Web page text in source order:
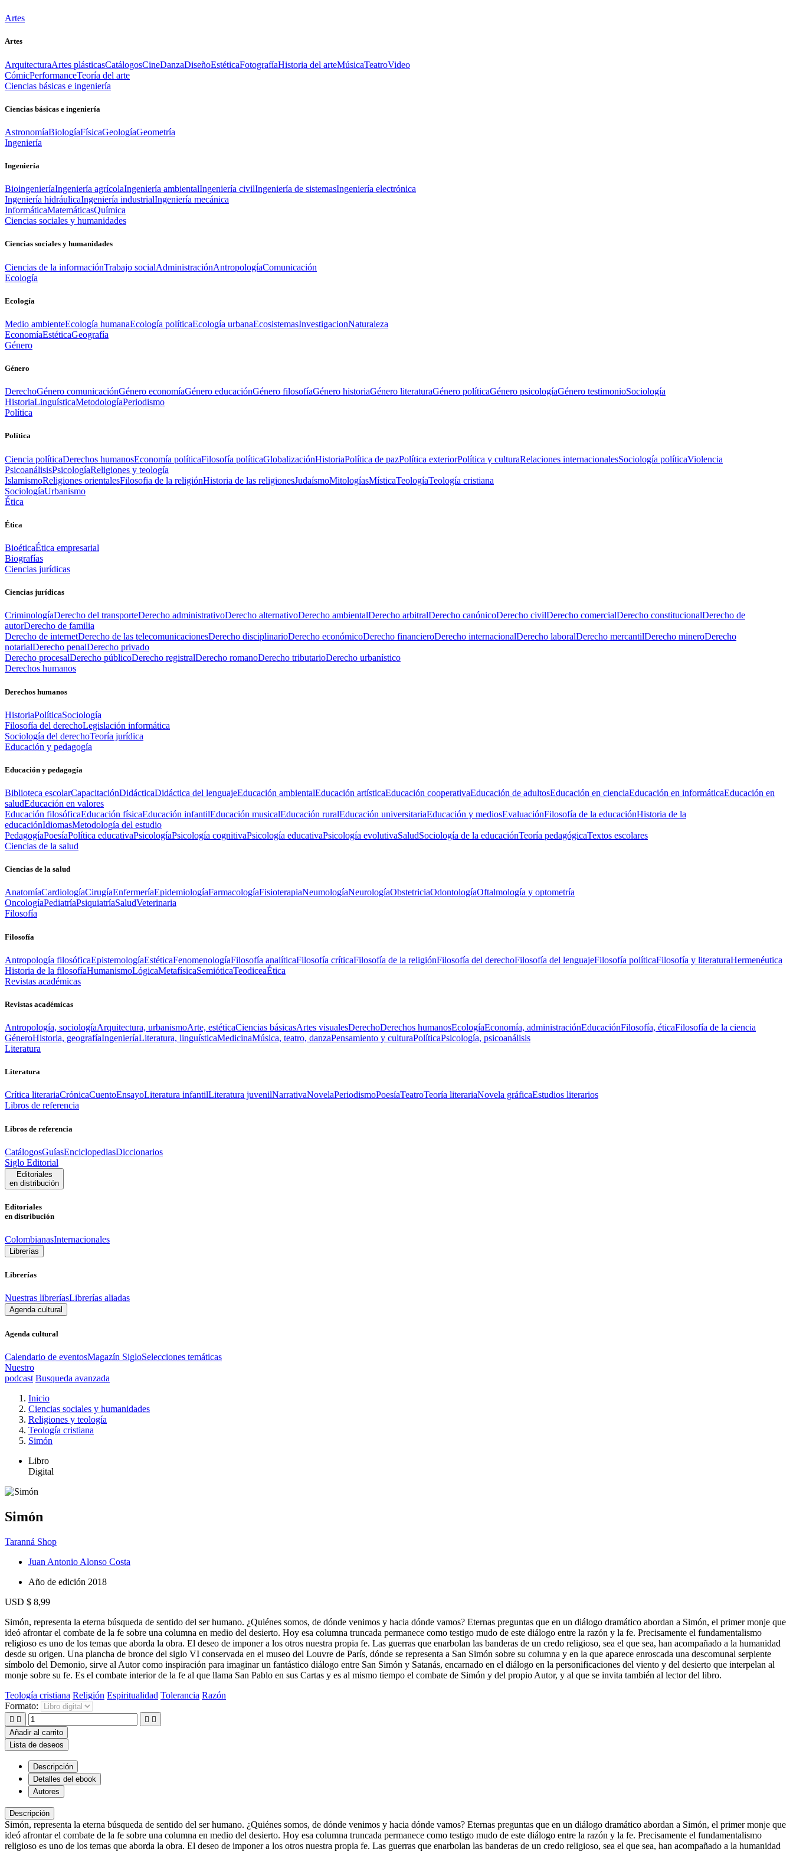
Artes
Artes
ArquitecturaArtes plásticasCatálogosCineDanzaDiseñoEstéticaFotografíaHistoria del arteMúsicaTeatroVideo
CómicPerformanceTeoría del arte
Ciencias básicas e ingeniería
Ciencias básicas e ingeniería
AstronomíaBiologíaFísicaGeologíaGeometría
Ingeniería
Ingeniería
BioingenieríaIngeniería agrícolaIngeniería ambientalIngeniería civilIngeniería de sistemasIngeniería electrónica
Ingeniería hidráulicaIngeniería industrialIngeniería mecánica
InformáticaMatemáticasQuímica
Ciencias sociales y humanidades
Ciencias sociales y humanidades
Ciencias de la informaciónTrabajo socialAdministraciónAntropologíaComunicación
Ecología
Ecología
Medio ambienteEcología humanaEcología políticaEcología urbanaEcosistemasInvestigacionNaturaleza
EconomíaEstéticaGeografía
Género
Género
DerechoGénero comunicaciónGénero economíaGénero educaciónGénero filosofíaGénero historiaGénero literaturaGénero políticaGénero psicologíaGénero testimonioSociología
HistoriaLinguísticaMetodologíaPeriodismo
Política
Política
Ciencia políticaDerechos humanosEconomía políticaFilosofía políticaGlobalizaciónHistoriaPolítica de pazPolítica exteriorPolítica y culturaRelaciones internacionalesSociología políticaViolencia
PsicoanálisisPsicologíaReligiones y teología
IslamismoReligiones orientalesFilosofia de la religiónHistoria de las religionesJudaísmoMitologíasMísticaTeologíaTeología cristiana
SociologíaUrbanismo
Ética
Ética
BioéticaÉtica empresarial
Biografías
Ciencias jurídicas
Ciencias jurídicas
CriminologíaDerecho del transporteDerecho administrativoDerecho alternativoDerecho ambientalDerecho arbitralDerecho canónicoDerecho civilDerecho comercialDerecho constitucionalDerecho de
autorDerecho de familia
Derecho de internetDerecho de las telecomunicacionesDerecho disciplinarioDerecho económicoDerecho financieroDerecho internacionalDerecho laboralDerecho mercantilDerecho mineroDerecho
notarialDerecho penalDerecho privado
Derecho procesalDerecho públicoDerecho registralDerecho romanoDerecho tributarioDerecho urbanístico
Derechos humanos
Derechos humanos
HistoriaPolíticaSociología
Filosofía del derechoLegislación informática
Sociología del derechoTeoría jurídica
Educación y pedagogía
Educación y pedagogía
Biblioteca escolarCapacitaciónDidácticaDidáctica del lenguajeEducación ambientalEducación artísticaEducación cooperativaEducación de adultosEducación en cienciaEducación en informáticaEducación en
saludEducación en valores
Educación filosóficaEducación físicaEducación infantilEducación musicalEducación ruralEducación universitariaEducación y mediosEvaluaciónFilosofía de la educaciónHistoria de la
educaciónIdiomasMetodología del estudio
PedagogíaPoesíaPolítica educativaPsicologíaPsicología cognitivaPsicología educativaPsicología evolutivaSaludSociología de la educaciónTeoría pedagógicaTextos escolares
Ciencias de la salud
Ciencias de la salud
AnatomíaCardiologíaCirugíaEnfermeríaEpidemiologíaFarmacologíaFisioterapiaNeumologíaNeurologíaObstetriciaOdontologíaOftalmología y optometría
OncologíaPediatríaPsiquiatríaSaludVeterinaria
Filosofía
Filosofía
Antropología filosóficaEpistemologíaEstéticaFenomenologíaFilosofía analíticaFilosofía críticaFilosofía de la religiónFilosofía del derechoFilosofía del lenguajeFilosofía políticaFilosofía y literaturaHermenéutica
Historia de la filosofíaHumanismoLógicaMetafísicaSemióticaTeodiceaÉtica
Revistas académicas
Revistas académicas
Antropología, sociologíaArquitectura, urbanismoArte, estéticaCiencias básicasArtes visualesDerechoDerechos humanosEcologíaEconomía, administraciónEducaciónFilosofía, éticaFilosofía de la ciencia
GéneroHistoria, geografíaIngenieríaLiteratura, linguísticaMedicinaMúsica, teatro, danzaPensamiento y culturaPolíticaPsicología, psicoanálisis
Literatura
Literatura
Crítica literariaCrónicaCuentoEnsayoLiteratura infantilLiteratura juvenilNarrativaNovelaPeriodismoPoesíaTeatroTeoría literariaNovela gráficaEstudios literarios
Libros de referencia
Libros de referencia
CatálogosGuíasEnciclopediasDiccionarios
Siglo Editorial
Editoriales
en distribución
Editoriales
en distribución
ColombianasInternacionales
Librerías
Librerías
Nuestras libreríasLibrerías aliadas
Agenda cultural
Agenda cultural
Calendario de eventosMagazín SigloSelecciones temáticas
Nuestro
podcast Busqueda avanzada
Inicio
Ciencias sociales y humanidades
Religiones y teología
Teología cristiana
Simón
Libro
Digital
Simón
Taranná Shop
Juan Antonio Alonso Costa
Año de edición 2018
USD $ 8,99
Simón, representa la eterna búsqueda de sentido del ser humano. ¿Quiénes somos, de dónde venimos y hacia dónde vamos? Eternas preguntas que en un diálogo dramático abordan a Simón, el primer monje que
ideó afrontar el combate de la fe sobre una columna en medio del desierto. Hoy esa columna truncada permanece como testigo mudo de este diálogo entre la razón y la fe. Precisamente el fundamentalismo
religioso es uno de los temas que aborda la obra. El deseo de imponer a los otros nuestra propia fe. Las guerras que enarbolan las banderas de un credo religioso, sea el que sea, han acompañado a la humanidad
desde su origen. Una plancha de bronce del siglo VI conservada en el museo del Louvre de París, dónde se representa a San Simón sobre su columna y en la que aparece enroscada una descomunal serpiente
símbolo del Demonio, sirve al Autor como inspiración para imaginar un fantástico diálogo entre San Simón y Satanás, encarnado en el diálogo en la personificaciones del viento y del desierto que interpelan al
monje sobre su fe. Es el combate interior de la fe al que llama San Pablo en sus Cartas y es al mismo tiempo el combate de Simón y del propio Autor, y al que se invita también al lector del libro.
Teología cristiana Religión Espiritualidad Tolerancia Razón
Formato:
   
Añadir al carrito
Lista de deseos
Descripción
Detalles del ebook
Autores
Descripción
Simón, representa la eterna búsqueda de sentido del ser humano. ¿Quiénes somos, de dónde venimos y hacia dónde vamos? Eternas preguntas que en un diálogo dramático abordan a Simón, el primer monje que
ideó afrontar el combate de la fe sobre una columna en medio del desierto. Hoy esa columna truncada permanece como testigo mudo de este diálogo entre la razón y la fe. Precisamente el fundamentalismo
religioso es uno de los temas que aborda la obra. El deseo de imponer a los otros nuestra propia fe. Las guerras que enarbolan las banderas de un credo religioso, sea el que sea, han acompañado a la humanidad